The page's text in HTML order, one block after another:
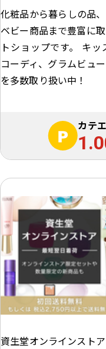
化粧品から暮らしの品
ベビー商品まで豊富に
トショップです。 キ
コーディ、グラムビュ
を多数取り扱い中！
カテ
資生堂オンラインスト